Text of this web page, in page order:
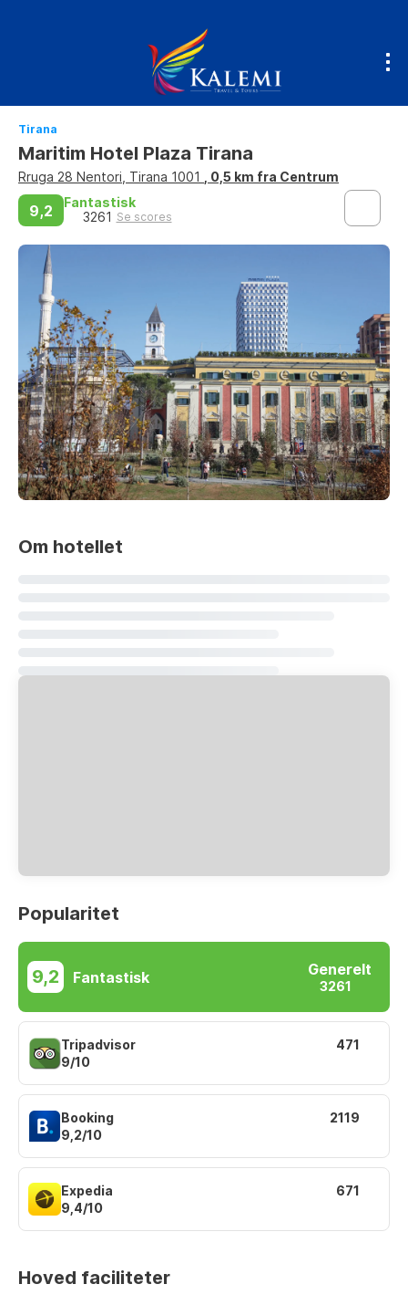
Tirana
Maritim Hotel Plaza Tirana
Rruga 28 Nentori, Tirana 1001 , 0,5 km fra Centrum
9,2
Fantastisk
3261 Se scores
Om hotellet
Popularitet
9,2 Fantastisk Generelt
3261
Tripadvisor
9/10
471
Booking
9,2/10
2119
Expedia
9,4/10
671
Hoved faciliteter